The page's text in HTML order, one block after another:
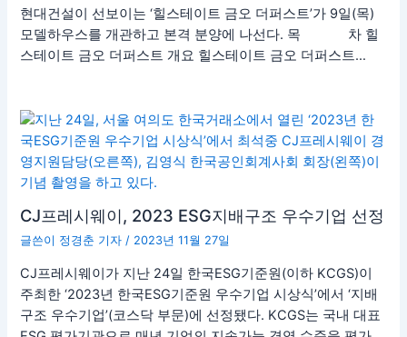
현대건설이 선보이는 ‘힐스테이트 금오 더퍼스트’가 9일(목)
모델하우스를 개관하고 본격 분양에 나선다. 목 차 힐
스테이트 금오 더퍼스트 개요 힐스테이트 금오 더퍼스트…
CJ프레시웨이, 2023 ESG지배구조 우수기업 선정
글쓴이 정경춘 기자/ 2023년 11월 27일
CJ프레시웨이가 지난 24일 한국ESG기준원(이하 KCGS)이
주최한 ‘2023년 한국ESG기준원 우수기업 시상식’에서 ‘지배
구조 우수기업’(코스닥 부문)에 선정됐다. KCGS는 국내 대표